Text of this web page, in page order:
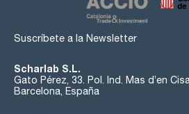
Suscríbete a la Newsletter
Scharlab S.L.
Gato Pérez, 33. Pol. Ind. Mas d’en
Barcelona, España